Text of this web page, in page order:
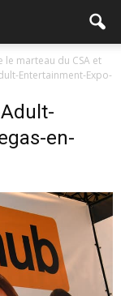
marteau du CSA et
Entertainment-Expo-
en-